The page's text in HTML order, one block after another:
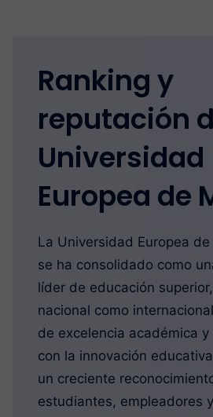
Ranking y
reputación
Universidad
Europea de
La Universidad Europea
se ha consolidado como
líder de educación
nacional como
de excelencia académica
con la innovación
un creciente
estudiantes, empleadores